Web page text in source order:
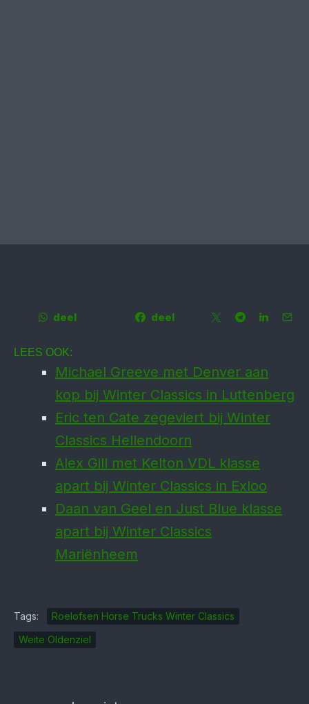
deel deel
LEES OOK:
Michael Greeve met Denver aan
kop bij Winter Classics in Luttenberg
Eric ten Cate zege­viert bij Winter
Classics Hellen­doorn
Alex Gill met Kelton VDL klasse
apart bij Winter Classics in Exloo
Daan van Geel en Just Blue klasse
apart bij Winter Classics
Mariënheem
Tags:
Roelofsen Horse Trucks Winter Classics
Weite Oldenziel